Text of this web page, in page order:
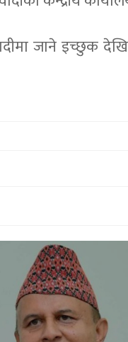
जाने इच्छुक